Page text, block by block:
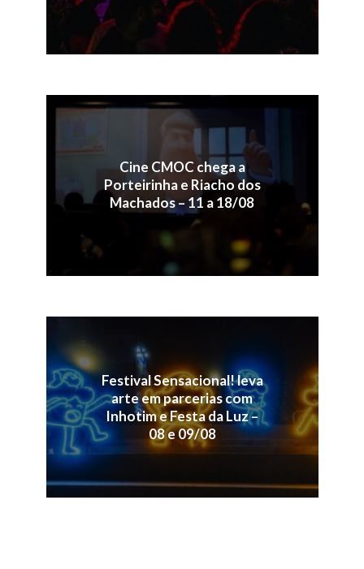
Cine CMOC chega a
Porteirinha e Riacho dos
Machados – 11 a 18/08
Festival Sensacional! leva
arte em parcerias com
Inhotim e Festa da Luz –
08 e 09/08